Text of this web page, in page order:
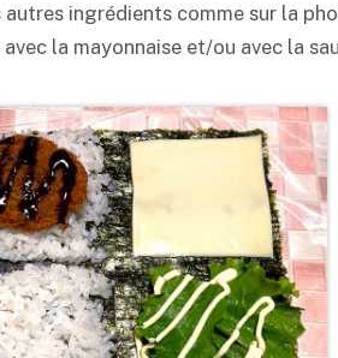
ingrédients comme sur la
la mayonnaise et/ou avec la